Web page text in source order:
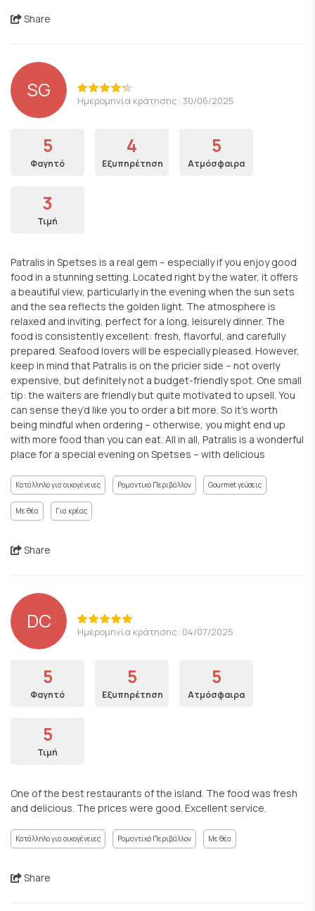
Share
SG Ημερομηνία κράτησης: 30/06/2025
5
Φαγητό
4
Εξυπηρέτηση
5
Ατμόσφαιρα
3
Τιμή
Patralis in Spetses is a real gem – especially if you enjoy good
food in a stunning setting. Located right by the water, it offers
a beautiful view, particularly in the evening when the sun sets
and the sea reflects the golden light. The atmosphere is
relaxed and inviting, perfect for a long, leisurely dinner. The
food is consistently excellent: fresh, flavorful, and carefully
prepared. Seafood lovers will be especially pleased. However,
keep in mind that Patralis is on the pricier side – not overly
expensive, but definitely not a budget-friendly spot. One small
tip: the waiters are friendly but quite motivated to upsell. You
can sense they’d like you to order a bit more. So it’s worth
being mindful when ordering – otherwise, you might end up
with more food than you can eat. All in all, Patralis is a wonderful
place for a special evening on Spetses – with delicious
Κατάλληλο για οικογένειες Ρομαντικό Περιβάλλον Gourmet γεύσεις
Με θέα Για κρέας
Share
DC Ημερομηνία κράτησης: 04/07/2025
5
Φαγητό
5
Εξυπηρέτηση
5
Ατμόσφαιρα
5
Τιμή
One of the best restaurants of the island. The food was fresh
and delicious. The prices were good. Excellent service.
Κατάλληλο για οικογένειες Ρομαντικό Περιβάλλον Με θέα
Share